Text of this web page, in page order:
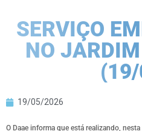
SERVIÇO
NO
19/05/2026
O Daae informa que está realizando,